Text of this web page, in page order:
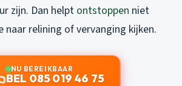
zijn. Dan helptontstoppen niet
naar relining of vervanging kijken.
NU BEREIKBAAR
BEL 085 019 46 75